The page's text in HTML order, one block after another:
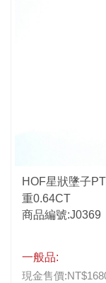
HOF星狀墬子
重0.64CT
商品編號:J0369
一般品:
現金售價